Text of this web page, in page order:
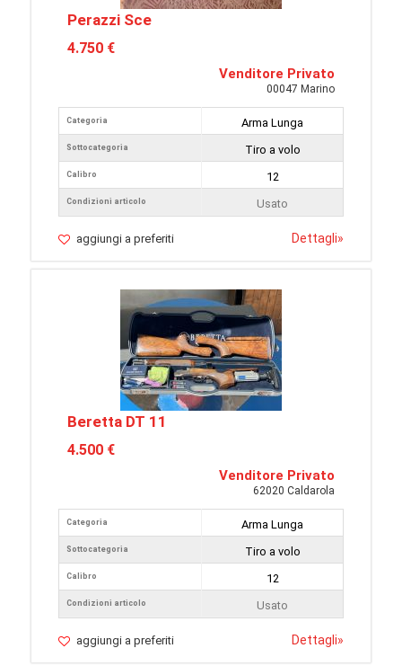
Perazzi Sce
4.750 €
Venditore Privato
00047 Marino
Categoria
Sottocategoria
Calibro
Condizioni articolo
Arma Lunga
Tiro a volo
12
Usato
aggiungi a preferiti Dettagli»
Beretta DT 11
4.500 €
Venditore Privato
62020 Caldarola
Categoria
Sottocategoria
Calibro
Condizioni articolo
Arma Lunga
Tiro a volo
12
Usato
aggiungi a preferiti Dettagli»